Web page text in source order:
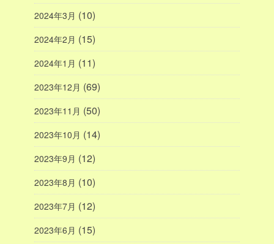
2024年3月 (10)
2024年2月 (15)
2024年1月 (11)
2023年12月 (69)
2023年11月 (50)
2023年10月 (14)
2023年9月 (12)
2023年8月 (10)
2023年7月 (12)
2023年6月 (15)